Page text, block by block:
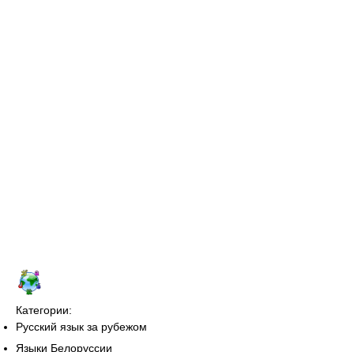
Категории:
Русский язык за рубежом
Языки Белоруссии